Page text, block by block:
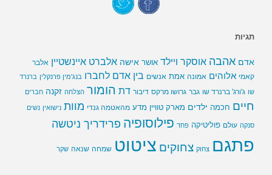
תגיות
אדם אהבה אוסקר ויילד אושר אישה אלברט איינשטיין אלבר
קאמי אלוהים אמונה אמת אנשים בין אדם לחברו בנג'מין פרנקלין ברנרד
שו ג'ורג' ברנרד שו גבר גרושו מרקס דיבור דת הומור הצלחה זקנה חברים
חיים חכמה ילדים מארק טוויין מדע מהאטמה גנדי מוות נישואין נשים
סנקה עולם פוליטיקה פחד פילוסופיה פרידריך ניטשה
פתגם צחוק צחוקים ציטוט שמחה שנאה שקר